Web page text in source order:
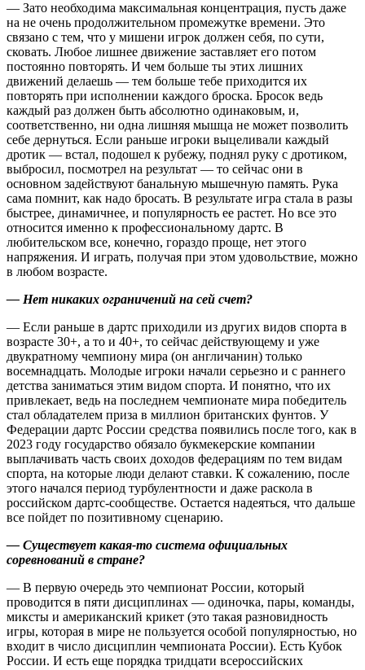
— Зато необходима максимальная концентрация, пусть даже
на не очень продолжительном промежутке времени. Это
связано с тем, что у мишени игрок должен себя, по сути,
сковать. Любое лишнее движение заставляет его потом
постоянно повторять. И чем больше ты этих лишних
движений делаешь — тем больше тебе приходится их
повторять при исполнении каждого броска. Бросок ведь
каждый раз должен быть абсолютно одинаковым, и,
соответственно, ни одна лишняя мышца не может позволить
себе дернуться. Если раньше игроки выцеливали каждый
дротик — встал, подошел к рубежу, поднял руку с дротиком,
выбросил, посмотрел на результат — то сейчас они в
основном задействуют банальную мышечную память. Рука
сама помнит, как надо бросать. В результате игра стала в разы
быстрее, динамичнее, и популярность ее растет. Но все это
относится именно к профессиональному дартс. В
любительском все, конечно, гораздо проще, нет этого
напряжения. И играть, получая при этом удовольствие, можно
в любом возрасте.
— Нет никаких ограничений на сей счет?
— Если раньше в дартс приходили из других видов спорта в
возрасте 30+, а то и 40+, то сейчас действующему и уже
двукратному чемпиону мира (он англичанин) только
восемнадцать. Молодые игроки начали серьезно и с раннего
детства заниматься этим видом спорта. И понятно, что их
привлекает, ведь на последнем чемпионате мира победитель
стал обладателем приза в миллион британских фунтов. У
Федерации дартс России средства появились после того, как в
2023 году государство обязало букмекерские компании
выплачивать часть своих доходов федерациям по тем видам
спорта, на которые люди делают ставки. К сожалению, после
этого начался период турбулентности и даже раскола в
российском дартс-сообществе. Остается надеяться, что дальше
все пойдет по позитивному сценарию.
— Существует какая‑то система официальных
соревнований в стране?
— В первую очередь это чемпионат России, который
проводится в пяти дисциплинах — одиночка, пары, команды,
миксты и американский крикет (это такая разновидность
игры, которая в мире не пользуется особой популярностью, но
входит в число дисциплин чемпионата России). Есть Кубок
России. И есть еще порядка тридцати всероссийских